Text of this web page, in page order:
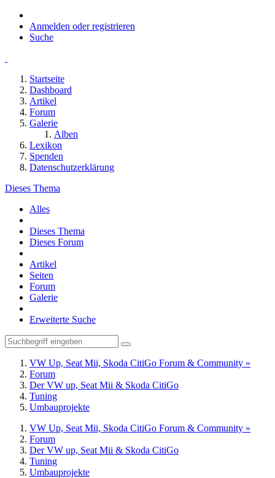
Anmelden oder registrieren
Suche
Startseite
Dashboard
Artikel
Forum
Galerie
Alben
Lexikon
Spenden
Datenschutzerklärung
Dieses Thema
Alles
Dieses Thema
Dieses Forum
Artikel
Seiten
Forum
Galerie
Erweiterte Suche
VW Up, Seat Mii, Skoda CitiGo Forum & Community »
Forum
Der VW up, Seat Mii & Skoda CitiGo
Tuning
Umbauprojekte
VW Up, Seat Mii, Skoda CitiGo Forum & Community »
Forum
Der VW up, Seat Mii & Skoda CitiGo
Tuning
Umbauprojekte